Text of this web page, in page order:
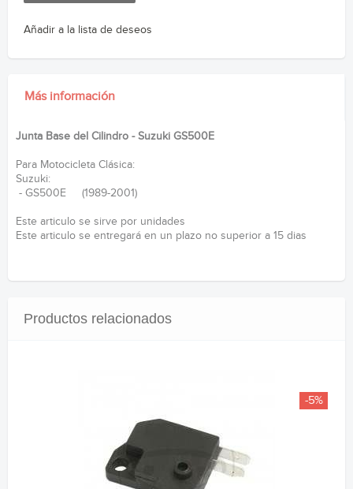
Añadir a la lista de deseos
Más información
Junta Base del Cilindro - Suzuki GS500E
Para Motocicleta Clásica:
Suzuki:
- GS500E (1989-2001)
Este articulo se sirve por unidades
Este articulo se entregará en un plazo no superior a 15 dias
Productos relacionados
-5%